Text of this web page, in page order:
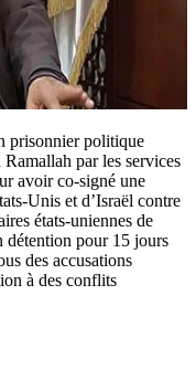
prisonnier politique
par les services
avoir co-signé une
Unis et d’Israël contre
états-uniennes de
détention pour 15 jours
des accusations
à des conflits